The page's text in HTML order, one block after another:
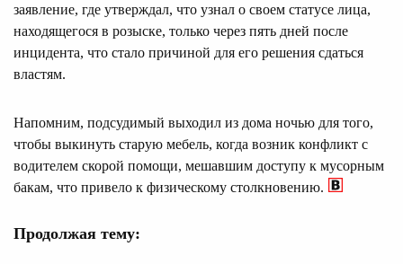
заявление, где утверждал, что узнал о своем статусе лица,
находящегося в розыске, только через пять дней после
инцидента, что стало причиной для его решения сдаться
властям.
Напомним, подсудимый выходил из дома ночью для того,
чтобы выкинуть старую мебель, когда возник конфликт с
водителем скорой помощи, мешавшим доступу к мусорным
бакам, что привело к физическому столкновению.
Продолжая тему: